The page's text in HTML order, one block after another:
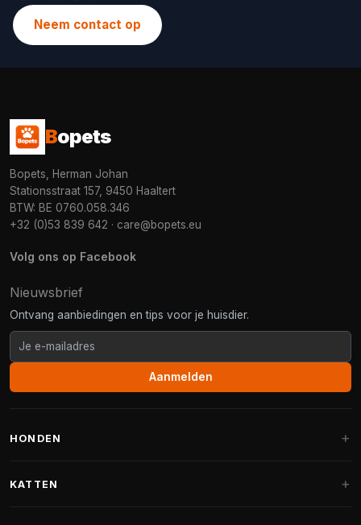
Neem contact op
Bopets
Bopets, Herman Johan
Stationsstraat 157, 9450 Haaltert
BTW: BE 0760.058.346
+32 (0)53 839 642 · care@bopets.eu
Volg ons op Facebook
Nieuwsbrief
Ontvang aanbiedingen en tips voor je huisdier.
Aanmelden
HONDEN
KATTEN